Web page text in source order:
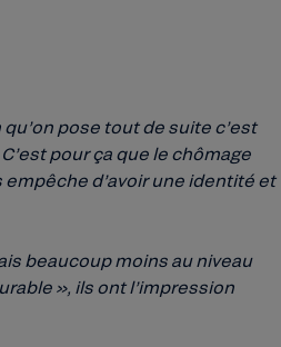
pose tout de suite c’est
pour ça que le chômage
d’avoir une identité et
beaucoup moins au niveau
», ils ont l’impression